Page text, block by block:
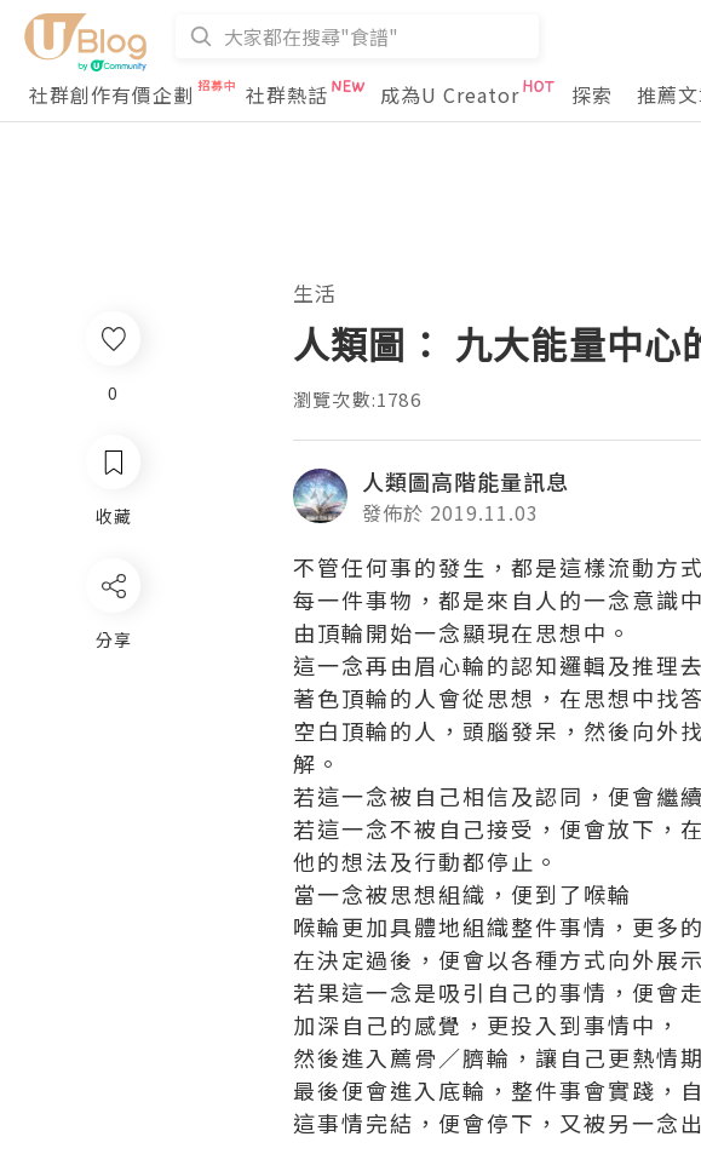
社群創作有價企劃
社群熱話 成為U Creator 探索 推薦
生活
人類圖： 九大能量中心
瀏覽次數:1786
人類圖高階能量訊息
發佈於 2019.11.03
不管任何事的發生，都是這樣流動方
每一件事物，都是來自人的一念意識
由頂輪開始一念顯現在思想中。
這一念再由眉心輪的認知邏輯及推理
著色頂輪的人會從思想，在思想中找
空白頂輪的人，頭腦發呆，然後向外
解。
若這一念被自己相信及認同，便會繼
若這一念不被自己接受，便會放下，
他的想法及行動都停止。
當一念被思想組織，便到了喉輪
喉輪更加具體地組織整件事情，更多
在決定過後，便會以各種方式向外展
若果這一念是吸引自己的事情，便會
加深自己的感覺，更投入到事情中，
然後進入薦骨／臍輪，讓自己更熱情
最後便會進入底輪，整件事會實踐，
這事情完結，便會停下，又被另一念
0
收藏
分享